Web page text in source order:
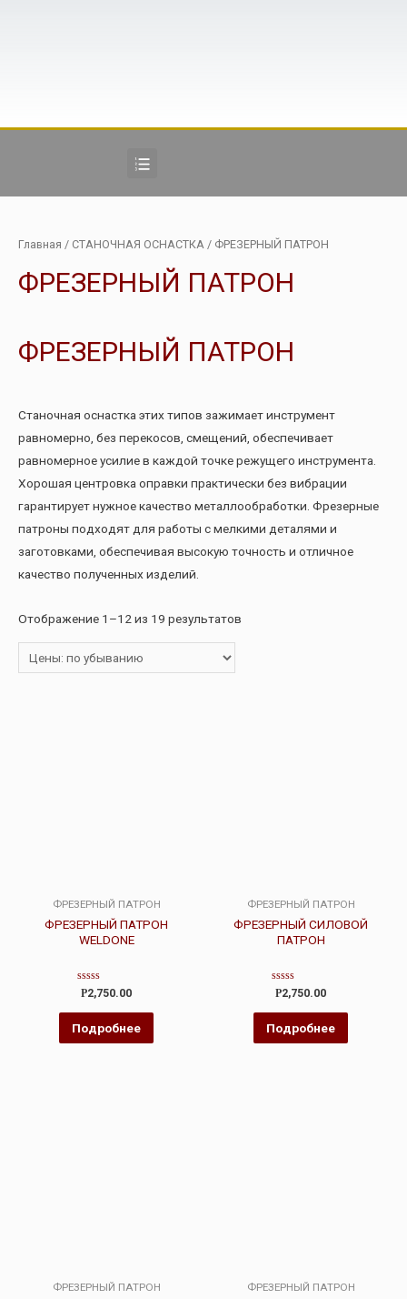
Главная / СТАНОЧНАЯ ОСНАСТКА / ФРЕЗЕРНЫЙ ПАТРОН
ФРЕЗЕРНЫЙ ПАТРОН
ФРЕЗЕРНЫЙ ПАТРОН
Станочная оснастка этих типов зажимает инструмент
равномерно, без перекосов, смещений, обеспечивает
равномерное усилие в каждой точке режущего инструмента.
Хорошая центровка оправки практически без вибрации
гарантирует нужное качество металлообработки. Фрезерные
патроны подходят для работы с мелкими деталями и
заготовками, обеспечивая высокую точность и отличное
качество полученных изделий.
Отображение 1–12 из 19 результатов
ФРЕЗЕРНЫЙ ПАТРОН
ФРЕЗЕРНЫЙ ПАТРОН
WELDONE
Оценка
из
Р2,750.00
Подробнее
ФРЕЗЕРНЫЙ ПАТРОН
ФРЕЗЕРНЫЙ СИЛОВОЙ
ПАТРОН
Оценка
из
Р2,750.00
Подробнее
ФРЕЗЕРНЫЙ ПАТРОН ФРЕЗЕРНЫЙ ПАТРОН